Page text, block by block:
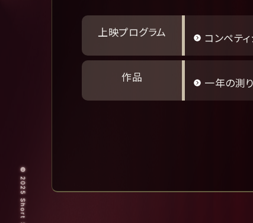
上映プログラム コンペテ
作品 一年の測